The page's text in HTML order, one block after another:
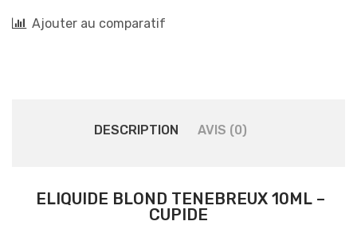
Ajouter au comparatif
DESCRIPTION AVIS (0)
ELIQUIDE BLOND TENEBREUX 10ML –
CUPIDE